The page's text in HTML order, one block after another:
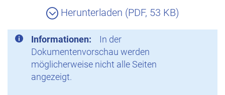
Herunterladen (PDF, 53 KB)
Informationen:
In der
Dokumentenvorschau werden
möglicherweise nicht alle Seiten
angezeigt.